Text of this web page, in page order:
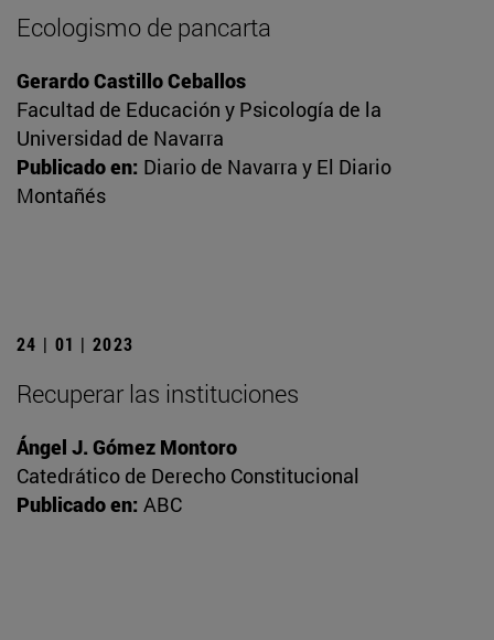
Ecologismo de pancarta
Gerardo Castillo Ceballos
Facultad de Educación y Psicología de la
Universidad de Navarra
Publicado en: Diario de Navarra y El Diario
Montañés
24 | 01 | 2023
Recuperar las instituciones
Ángel J. Gómez Montoro
Catedrático de Derecho Constitucional
Publicado en: ABC